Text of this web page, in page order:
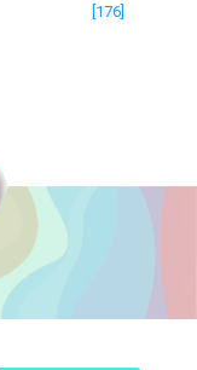
[176]